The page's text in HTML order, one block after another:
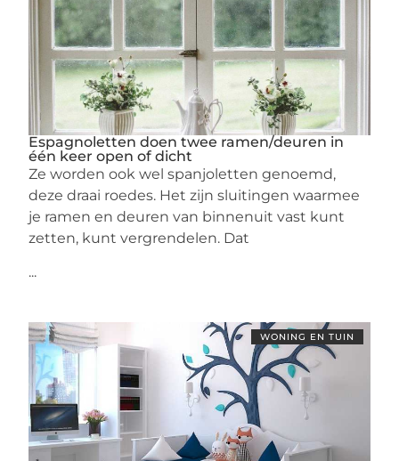
Espagnoletten doen twee ramen/deuren in
één keer open of dicht
Ze worden ook wel spanjoletten genoemd,
deze draai roedes. Het zijn sluitingen waarmee
je ramen en deuren van binnenuit vast kunt
zetten, kunt vergrendelen. Dat
...
WONING EN TUIN